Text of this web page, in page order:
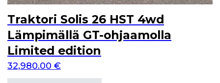
Traktori Solis 26 HST 4wd
Lämpimällä GT-ohjaamolla
Limited edition
32,980.00 €